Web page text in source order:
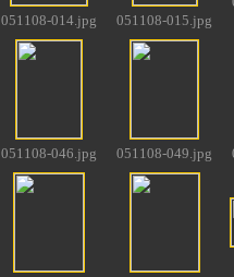
051108-014.jpg
051108-015.jpg
051108-046.jpg 051108-049.jpg